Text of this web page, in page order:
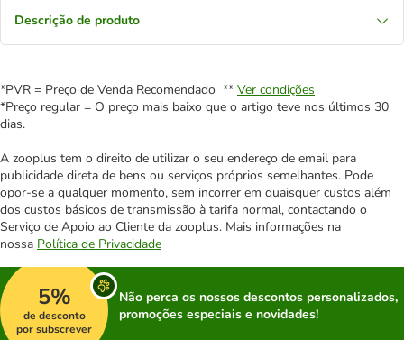
Descrição de produto
*PVR = Preço de Venda Recomendado ** Ver condições
*Preço regular = O preço mais baixo que o artigo teve nos últimos 30
dias.
A zooplus tem o direito de utilizar o seu endereço de email para
publicidade direta de bens ou serviços próprios semelhantes. Pode
opor-se a qualquer momento, sem incorrer em quaisquer custos além
dos custos básicos de transmissão à tarifa normal, contactando o
Serviço de Apoio ao Cliente da zooplus. Mais informações na
nossa Política de Privacidade
5%
de desconto
por subscrever
Não perca os nossos descontos personalizados,
promoções especiais e novidades!